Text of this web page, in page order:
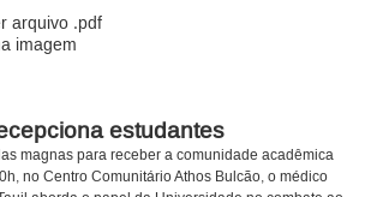
arquivo .pdf
imagem
estudantes
magnas para receber a comunidade acadêmica
no Centro Comunitário Athos Bulcão, o médico